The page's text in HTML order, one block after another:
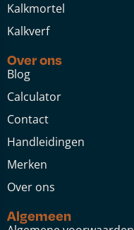
Kalkmortel
Kalkverf
Over ons
Blog
Calculator
Contact
Handleidingen
Merken
Over ons
Algemeen